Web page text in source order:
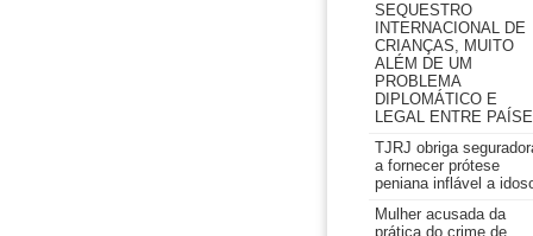
SEQUESTRO
INTERNACIONAL DE
CRIANÇAS, MUITO
ALÉM DE UM
PROBLEMA
DIPLOMÁTICO E
LEGAL ENTRE
TJRJ obriga
a fornecer prótese
peniana inflável a
Mulher acusada da
prática do crime de